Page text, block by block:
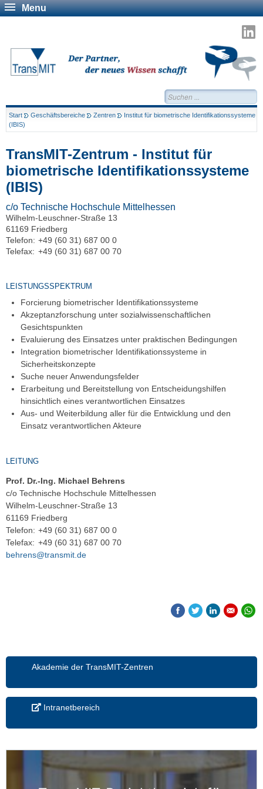
Menu
Suchen...
Start Geschäftsbereiche Zentren
Institut für biometrische Identifikationssysteme
(IBIS)
Akademie der TransMIT-Zentren
Intranetbereich
TransMIT-Zentrum - Institut für
biometrische Identifikationssysteme
(IBIS)
c/o Technische Hochschule Mittelhessen
Wilhelm-Leuschner-Straße 13
61169 Friedberg
Telefon: +49 (60 31) 687 00 0
Telefax: +49 (60 31) 687 00 70
LEISTUNGSSPEKTRUM
Forcierung biometrischer Identifikationssysteme
Akzeptanzforschung unter sozialwissenschaftlichen
Gesichtspunkten
Evaluierung des Einsatzes unter praktischen Bedingungen
Integration biometrischer Identifikationssysteme in
Sicherheitskonzepte
Suche neuer Anwendungsfelder
Erarbeitung und Bereitstellung von Entscheidungshilfen
hinsichtlich eines verantwortlichen Einsatzes
Aus- und Weiterbildung aller für die Entwicklung und den
Einsatz verantwortlichen Akteure
LEITUNG
Prof. Dr.-Ing. Michael Behrens
c/o Technische Hochschule Mittelhessen
Wilhelm-Leuschner-Straße 13
61169 Friedberg
Telefon: +49 (60 31) 687 00 0
Telefax: +49 (60 31) 687 00 70
behrens@transmit.de